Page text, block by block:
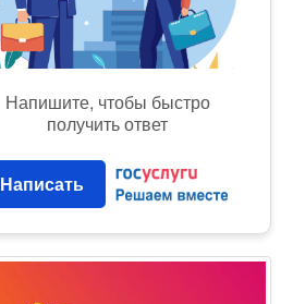
Напишите, чтобы быстро
получить ответ
Написать